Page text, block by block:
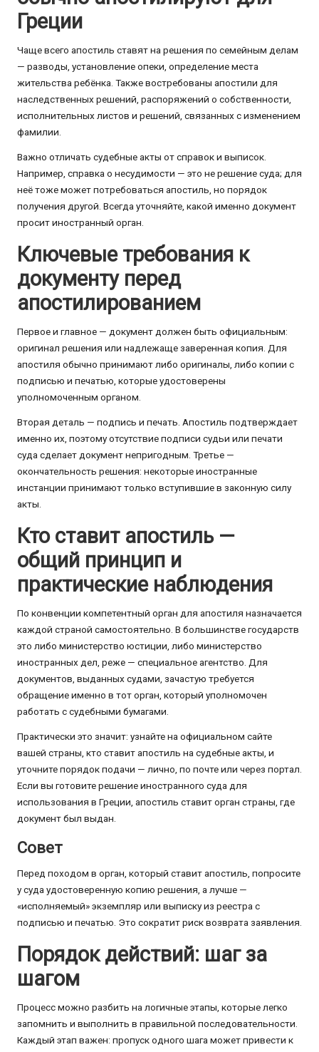
Греции
Чаще всего апостиль ставят на решения по семейным делам
— разводы, установление опеки, определение места
жительства ребёнка. Также востребованы апостили для
наследственных решений, распоряжений о собственности,
исполнительных листов и решений, связанных с изменением
фамилии.
Важно отличать судебные акты от справок и выписок.
Например, справка о несудимости — это не решение суда; для
неё тоже может потребоваться апостиль, но порядок
получения другой. Всегда уточняйте, какой именно документ
просит иностранный орган.
Ключевые требования к
документу перед
апостилированием
Первое и главное — документ должен быть официальным:
оригинал решения или надлежаще заверенная копия. Для
апостиля обычно принимают либо оригиналы, либо копии с
подписью и печатью, которые удостоверены
уполномоченным органом.
Вторая деталь — подпись и печать. Апостиль подтверждает
именно их, поэтому отсутствие подписи судьи или печати
суда сделает документ непригодным. Третье —
окончательность решения: некоторые иностранные
инстанции принимают только вступившие в законную силу
акты.
Кто ставит апостиль —
общий принцип и
практические наблюдения
По конвенции компетентный орган для апостиля назначается
каждой страной самостоятельно. В большинстве государств
это либо министерство юстиции, либо министерство
иностранных дел, реже — специальное агентство. Для
документов, выданных судами, зачастую требуется
обращение именно в тот орган, который уполномочен
работать с судебными бумагами.
Практически это значит: узнайте на официальном сайте
вашей страны, кто ставит апостиль на судебные акты, и
уточните порядок подачи — лично, по почте или через портал.
Если вы готовите решение иностранного суда для
использования в Греции, апостиль ставит орган страны, где
документ был выдан.
Совет
Перед походом в орган, который ставит апостиль, попросите
у суда удостоверенную копию решения, а лучше —
«исполняемый» экземпляр или выписку из реестра с
подписью и печатью. Это сократит риск возврата заявления.
Порядок действий: шаг за
шагом
Процесс можно разбить на логичные этапы, которые легко
запомнить и выполнить в правильной последовательности.
Каждый этап важен: пропуск одного шага может привести к